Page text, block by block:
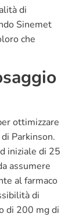
di
Sinemet
che
ottimizzare
Parkinson.
iniziale di 25
assumere
al farmaco
di
di 200 mg di